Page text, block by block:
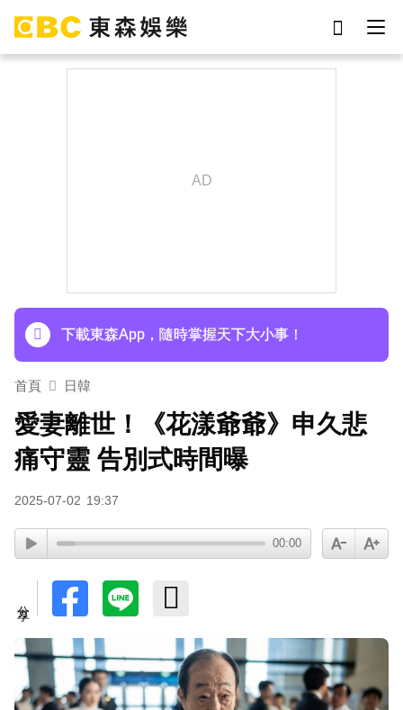
下載東森App，隨時掌握天下大小事！
首頁 日韓
愛妻離世！《花漾爺爺》申久悲
痛守靈 告別式時間曝
2025-07-02 19:37
00:00